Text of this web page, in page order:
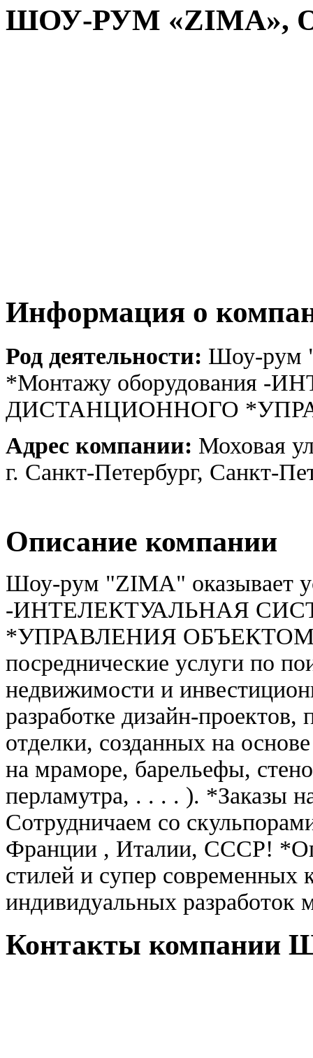
ШОУ-РУМ «ZIMA»,
Информация о
Род деятельности: Шоу-рум
*Монтажу оборудования
ДИСТАНЦИОННОГО
Адрес компании: Моховая
г. Санкт-Петербург, Санкт-
Описание компании
Шоу-рум "ZIMA" оказывает
-ИНТЕЛЕКТУАЛЬНАЯ
*УПРАВЛЕНИЯ ОБЪЕКТОМ-
посреднические услуги по
недвижимости и
разработке дизайн-
отделки, созданных на
на мраморе, барельефы,
перламутра, . . . . ). *Заказы
Сотрудничаем со
Франции , Италии, СССР!
стилей и супер современных
индивидуальных разработок
Контакты